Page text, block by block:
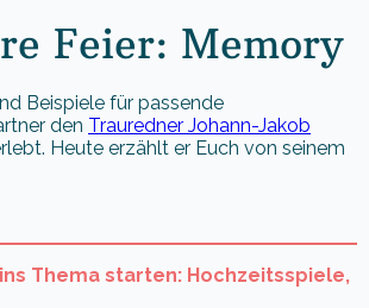
Feier: Memory
Beispiele für passende
den Trauredner Johann-Jakob
Heute erzählt er Euch von seinem
Thema starten: Hochzeitsspiele,